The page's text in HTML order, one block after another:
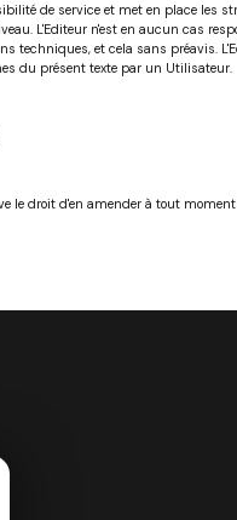
de service et met en place
L'Editeur n'est en aucun cas
techniques, et cela sans préavis.
du présent texte par un Utilisateur.
le droit d'en amender à tout